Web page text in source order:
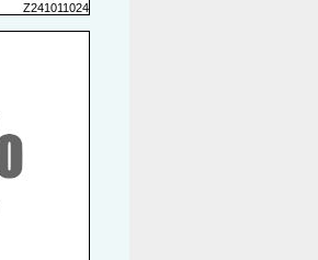
Z241011024